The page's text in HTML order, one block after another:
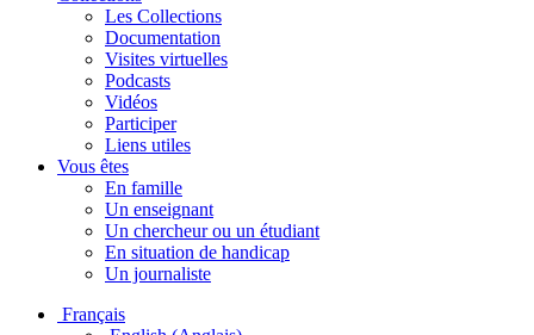
Les Collections
Documentation
Visites virtuelles
Podcasts
Vidéos
Participer
Liens utiles
Vous êtes
En famille
Un enseignant
Un chercheur ou un étudiant
En situation de handicap
Un journaliste
Français